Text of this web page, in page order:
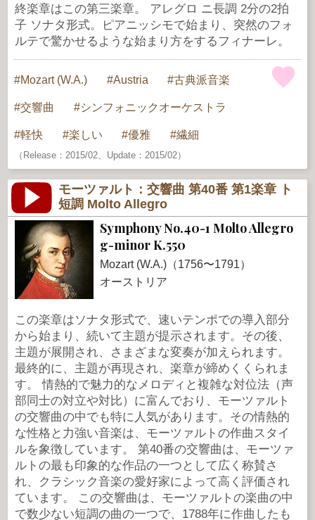
終楽章はこの第三楽章。 アレグロ ニ長調 2分の2拍
子 ソナタ形式。ピアニッシモで始まり、突然のフォ
ルテで驚かせるような始まり方をするフィナーレ。
Mozart (W.A.) Austria 古典派音楽
交響曲 シンフォニックオーケストラ
軽快 楽しい 優雅 繊細
（Release：2015/02、Update：2015/02）
モーツァルト：交響曲 第40番 第1楽章 ト
短調 Molto Allegro
Symphony No.40-1 Molto Allegro
g-minor K.550
Mozart (W.A.)（1756〜1791）
オーストリア
この楽章はソナタ形式で、速いテンポでの導入部分
から始まり、続いて主題が提示されます。その後、
主題が展開され、さまざまな変奏が加えられます。
最終的に、主題が再現され、楽章が締めくくられま
す。 情熱的で魅力的なメロディと複雑な対位法（声
部同士の対立や対比）に富んでおり、モーツァルト
の交響曲の中でも特に人気があります。その情熱的
な性格と力強い音楽は、モーツァルトの作曲スタイ
ルを象徴しています。 第40番の交響曲は、モーツァ
ルトの最も印象的な作品の一つとして広く称賛さ
れ、クラシック音楽の愛好家によって高く評価され
ています。 この交響曲は、モーツァルトの楽曲の中
で数少ない短調の曲の一つで、1788年に作曲したも